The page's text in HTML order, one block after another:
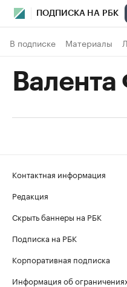
ПОДПИСКА НА РБК
В подписке Материалы
Контактная информация
Редакция
Скрыть баннеры на РБК
Подписка на РБК
Корпоративная подписка
Информация об